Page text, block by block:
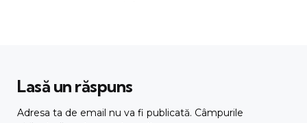
Lasă un răspuns
Adresa ta de email nu va fi publicată. Câmpurile